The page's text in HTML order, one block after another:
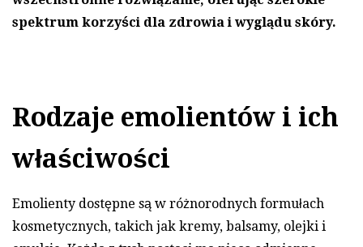
spektrum korzyści dla zdrowia i wyglądu skóry.
Rodzaje emolientów i ich
właściwości
Emolienty dostępne są w różnorodnych formułach
kosmetycznych, takich jak kremy, balsamy, olejki i